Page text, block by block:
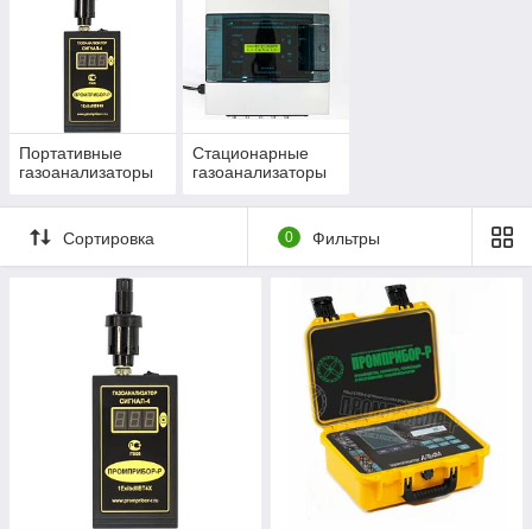
Портативные
газоанализаторы
Стационарные
газоанализаторы
Сортировка 0 Фильтры